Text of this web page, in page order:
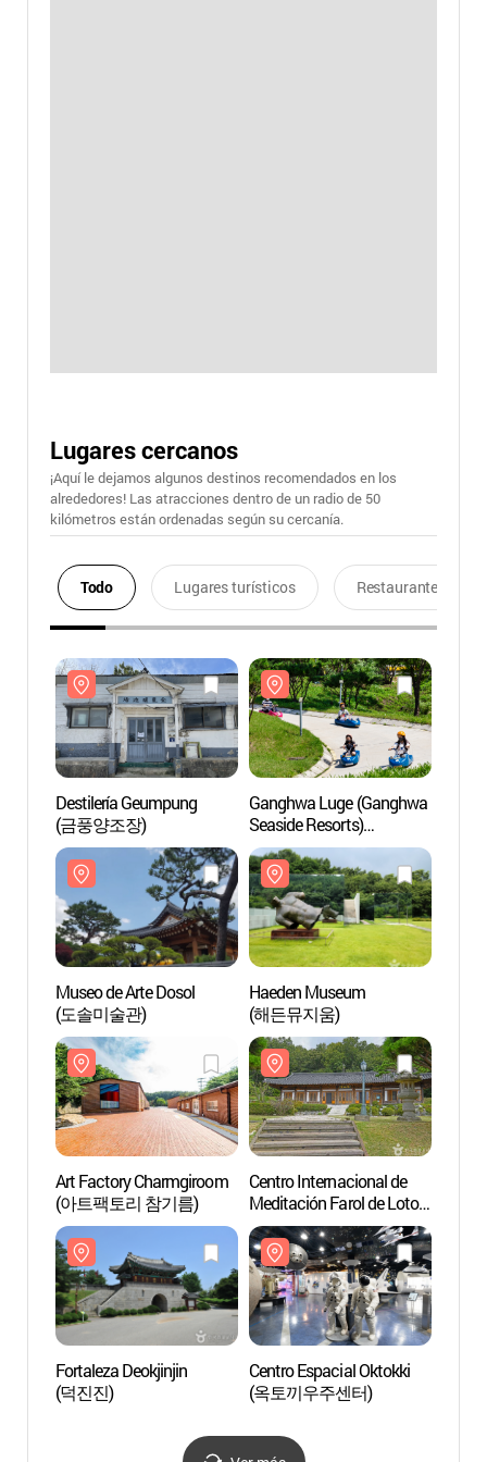
Lugares cercanos
¡Aquí le dejamos algunos destinos recomendados en los
alrededores! Las atracciones dentro de un radio de 50
kilómetros están ordenadas según su cercanía.
Todo Lugares turísticos Restaurantes
Destilería Geumpung
(금풍양조장)
Ganghwa Luge (Ganghwa
Seaside Resorts)
(강화루지
(강화씨사이드리조트))
Museo de Arte Dosol
(도솔미술관)
Haeden Museum
(해든뮤지움)
Art Factory Charmgiroom
(아트팩토리 참기름)
Centro Internacional de
Meditación Farol de Loto
(연등국제선원)
Fortaleza Deokjinjin
(덕진진)
Centro Espacial Oktokki
(옥토끼우주센터)